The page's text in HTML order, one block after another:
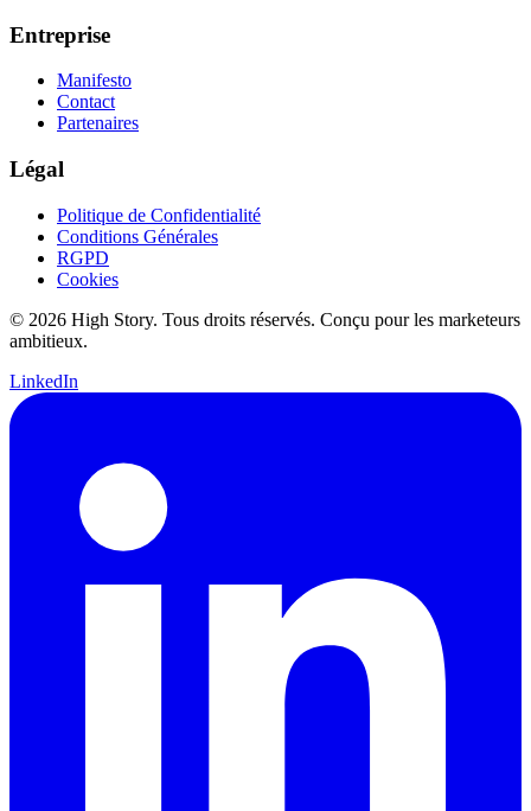
Entreprise
Manifesto
Contact
Partenaires
Légal
Politique de Confidentialité
Conditions Générales
RGPD
Cookies
© 2026 High Story. Tous droits réservés. Conçu pour les marketeurs
ambitieux.
LinkedIn